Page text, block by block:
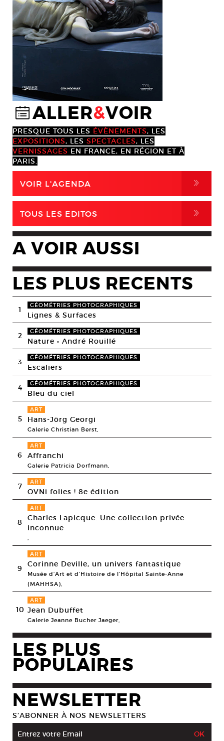
@ALLER&VOIR
PRESQUE TOUS LES ÉVÈNEMENTS, LES
EXPOSITIONS, LES SPECTACLES, LES
VERNISSAGES EN FRANCE, EN RÉGION ET À
PARIS.
VOIR L'AGENDA ,
TOUS LES EDITOS ,
A VOIR AUSSI
LES PLUS RECENTS
1 GÉOMÉTRIES PHOTOGRAPHIQUES
Lignes & Surfaces
2 GÉOMÉTRIES PHOTOGRAPHIQUES
Nature • André Rouillé
3 GÉOMÉTRIES PHOTOGRAPHIQUES
Escaliers
4 GÉOMÉTRIES PHOTOGRAPHIQUES
Bleu du ciel
5
ART
Hans-Jörg Georgi
Galerie Christian Berst,
6
ART
Affranchi
Galerie Patricia Dorfmann,
7 ART
OVNi folies ! 8e édition
8
ART
Charles Lapicque. Une collection privée
inconnue
,
9
ART
Corinne Deville, un univers fantastique
Musée d’Art et d’Histoire de l’Hôpital Sainte-Anne
(MAHHSA),
10
ART
Jean Dubuffet
Galerie Jeanne Bucher Jaeger,
LES PLUS
POPULAIRES
NEWSLETTER
S’ABONNER À NOS NEWSLETTERS